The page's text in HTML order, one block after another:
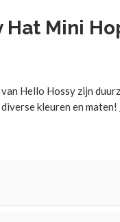
Hat Mini
Hello Hossy zijn
kleuren en maten!